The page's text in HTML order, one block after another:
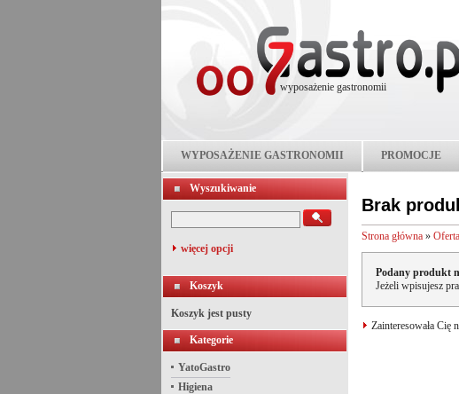
wyposażenie gastronomii
WYPOSAŻENIE GASTRONOMII PROMOCJE
Wyszukiwanie
więcej opcji
Koszyk
Koszyk jest pusty
Kategorie
YatoGastro
Higiena
Brak
Strona główna » Oferta
Podany produkt
Jeżeli wpisujesz
Zainteresowała Cię